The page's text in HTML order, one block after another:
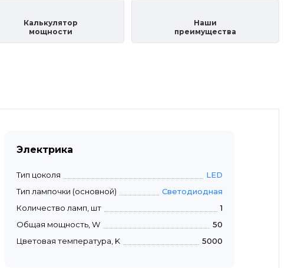
Калькулятор
мощности
Наши
преимущества
Электрика
Тип цоколя
LED
Тип лампочки (основной)
Светодиодная
Количество ламп, шт
1
Общая мощность, W
50
Цветовая температура, K
5000